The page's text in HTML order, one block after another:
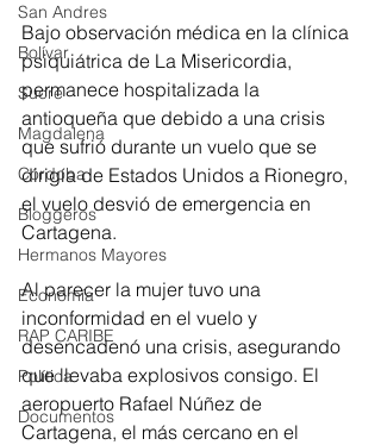
San Andres
Bolívar
Sucre
Magdalena
Córdoba
Bloggeros
Hermanos Mayores
Economía
RAP CARIBE
Política
Documentos
Bajo observación médica en la clínica
psiquiátrica de La Misericordia,
permanece hospitalizada la
antioqueña que debido a una crisis
que sufrió durante un vuelo que se
dirigía de Estados Unidos a Rionegro,
el vuelo desvió de emergencia en
Cartagena.
Al parecer la mujer tuvo una
inconformidad en el vuelo y
desencadenó una crisis, asegurando
que llevaba explosivos consigo. El
aeropuerto Rafael Núñez de
Cartagena, el más cercano en el